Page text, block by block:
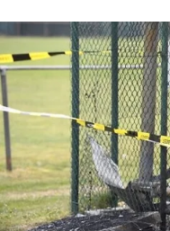
PRIVACY
POLICY